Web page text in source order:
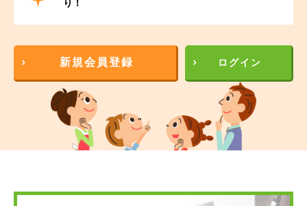
り！
新規会員登録 ログイン